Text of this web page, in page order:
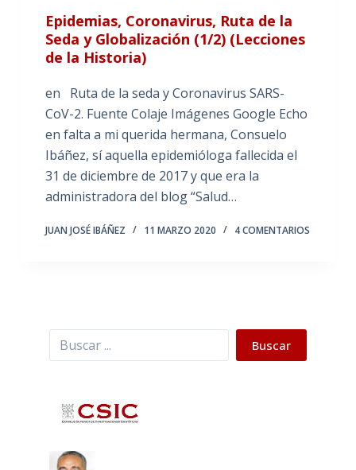
Epidemias, Coronavirus, Ruta de la
Seda y Globalización (1/2) (Lecciones
de la Historia)
en Ruta de la seda y Coronavirus SARS-
CoV-2. Fuente Colaje Imágenes Google Echo
en falta a mi querida hermana, Consuelo
Ibáñez, sí aquella epidemióloga fallecida el
31 de diciembre de 2017 y que era la
administradora del blog “Salud…
JUAN JOSÉ IBÁÑEZ 11 MARZO 2020 4 COMENTARIOS
Buscar Buscar